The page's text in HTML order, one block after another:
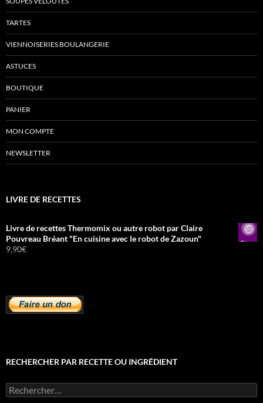
TARTES
VIENNOISERIES BOULANGERIE
ASTUCES
BOUTIQUE
PANIER
MON COMPTE
NEWSLETTER
LIVRE DE RECETTES
Livre de recettes Thermomix ou autre robot par Claire
Pouvreau Bréant "En cuisine avec le robot de Zazoun"
9,90€
RECHERCHER PAR RECETTE OU INGRÉDIENT
Rechercher :